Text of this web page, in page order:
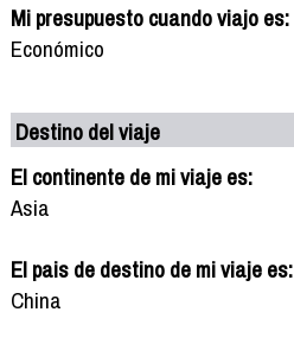
Mi presupuesto cuando viajo es:
Económico
Destino del viaje
El continente de mi viaje es:
Asia
El pais de destino de mi viaje es:
China